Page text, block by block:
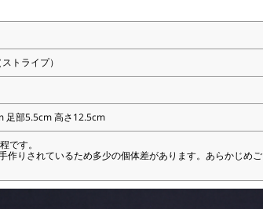
トライプ）
足部5.5cm 高さ12.5cm
です。
作りされているため多少の個体差があります。あらかじめご